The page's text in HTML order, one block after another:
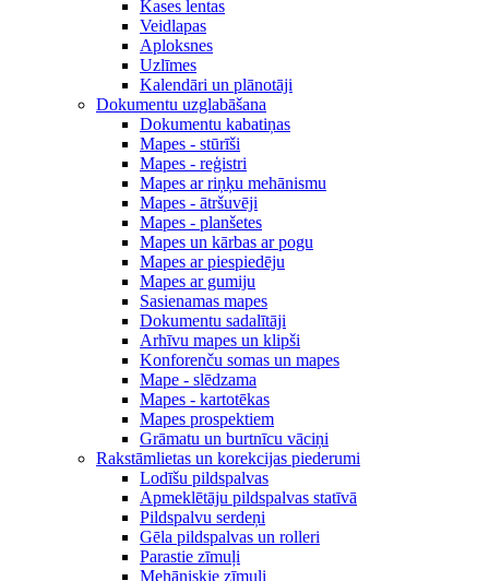
Kases lentas
Veidlapas
Aploksnes
Uzlīmes
Kalendāri un plānotāji
Dokumentu uzglabāšana
Dokumentu kabatiņas
Mapes - stūrīši
Mapes - reģistri
Mapes ar riņķu mehānismu
Mapes - ātršuvēji
Mapes - planšetes
Mapes un kārbas ar pogu
Mapes ar piespiedēju
Mapes ar gumiju
Sasienamas mapes
Dokumentu sadalītāji
Arhīvu mapes un klipši
Konforenču somas un mapes
Mape - slēdzama
Mapes - kartotēkas
Mapes prospektiem
Grāmatu un burtnīcu vāciņi
Rakstāmlietas un korekcijas piederumi
Lodīšu pildspalvas
Apmeklētāju pildspalvas statīvā
Pildspalvu serdeņi
Gēla pildspalvas un rolleri
Parastie zīmuļi
Mehāniskie zīmuļi